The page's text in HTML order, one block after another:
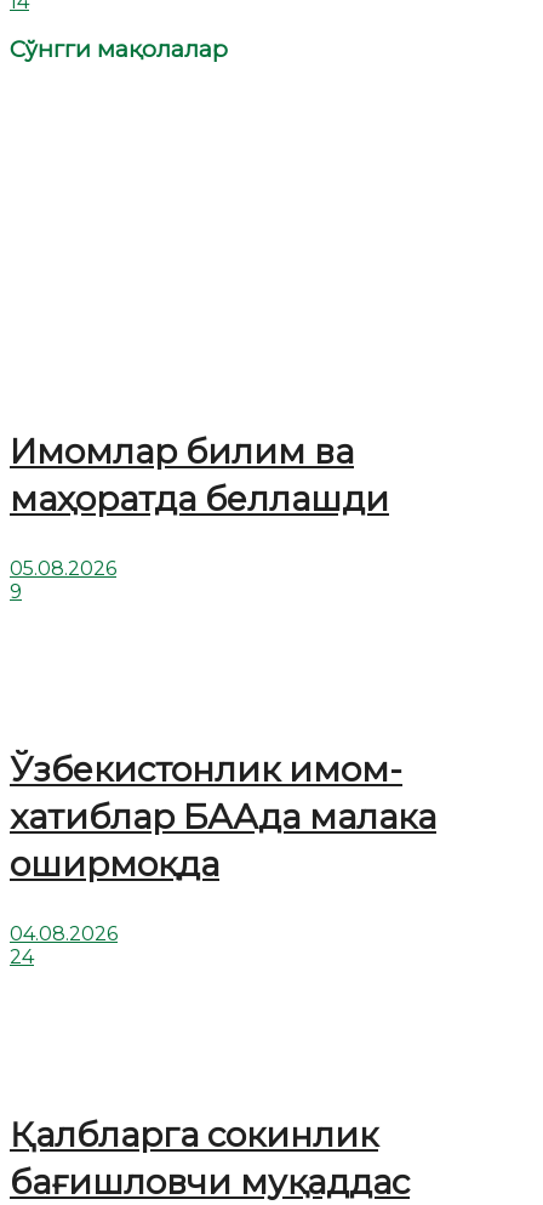
Сўнгги мақолалар
Имомлар билим ва
маҳоратда беллашди
05.08.2026
9
Ўзбекистонлик имом-
хатиблар БААда малака
оширмоқда
04.08.2026
24
Қалбларга сокинлик
бағишловчи муқаддас